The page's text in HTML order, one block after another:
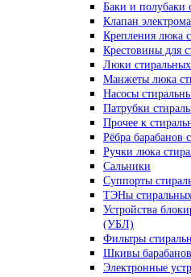
Баки и полубаки
Клапан
Крепления люка
Крестовины для
Люки
Манжеты люка
Насосы
Патрубки
Прочее к
Рёбра барабанов
Ручки люка
Сальники
Суппорты
ТЭНы
Устройства
(УБЛ)
Фильтры
Шкивы
Электронные